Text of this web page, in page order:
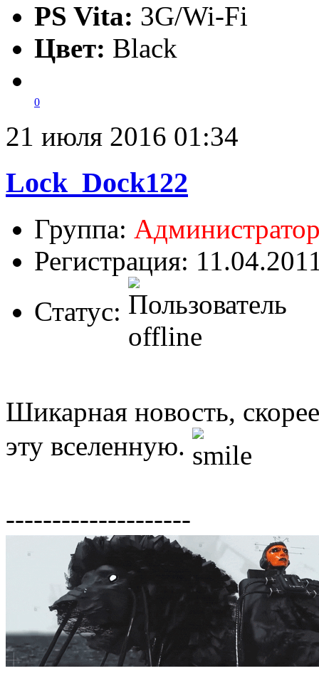
PS Vita: 3G/Wi-Fi
Цвет: Black
0
21 июля 2016 01:34
Lock_Dock122
Группа:
Регистрация:
Статус:
Шикарная новость,
эту вселенную.
--------------------